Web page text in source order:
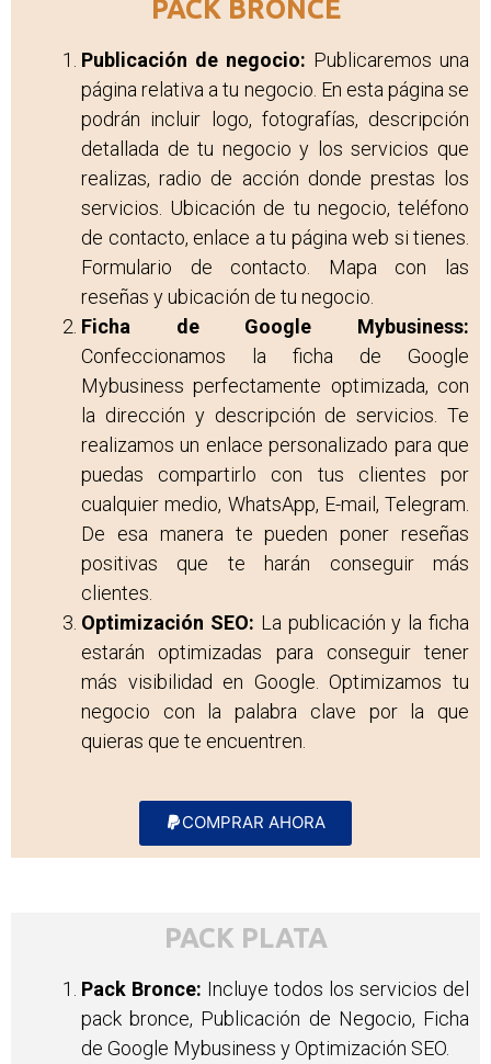
PACK BRONCE
Publicación de negocio: Publicaremos una
página relativa a tu negocio. En esta página se
podrán incluir logo, fotografías, descripción
detallada de tu negocio y los servicios que
realizas, radio de acción donde prestas los
servicios. Ubicación de tu negocio, teléfono
de contacto, enlace a tu página web si tienes.
Formulario de contacto. Mapa con las
reseñas y ubicación de tu negocio.
Ficha de Google Mybusiness:
Confeccionamos la ficha de Google
Mybusiness perfectamente optimizada, con
la dirección y descripción de servicios. Te
realizamos un enlace personalizado para que
puedas compartirlo con tus clientes por
cualquier medio, WhatsApp, E-mail, Telegram.
De esa manera te pueden poner reseñas
positivas que te harán conseguir más
clientes.
Optimización SEO: La publicación y la ficha
estarán optimizadas para conseguir tener
más visibilidad en Google. Optimizamos tu
negocio con la palabra clave por la que
quieras que te encuentren.
COMPRAR AHORA
PACK PLATA
Pack Bronce: Incluye todos los servicios del
pack bronce, Publicación de Negocio, Ficha
de Google Mybusiness y Optimización SEO.